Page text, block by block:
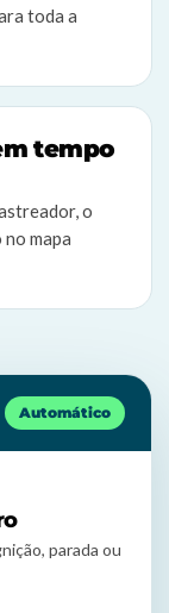
toda a
tempo
o
mapa
Automático
parada ou